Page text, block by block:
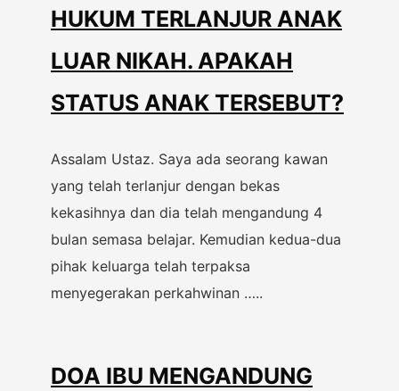
HUKUM TERLANJUR ANAK
LUAR NIKAH. APAKAH
STATUS ANAK TERSEBUT?
Assalam Ustaz. Saya ada seorang kawan
yang telah terlanjur dengan bekas
kekasihnya dan dia telah mengandung 4
bulan semasa belajar. Kemudian kedua-dua
pihak keluarga telah terpaksa
menyegerakan perkahwinan …..
DOA IBU MENGANDUNG